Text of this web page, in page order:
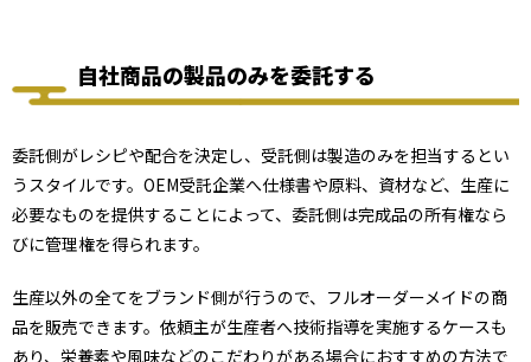
自社商品の製品のみを委託する
委託側がレシピや配合を決定し、受託側は製造のみを担当するとい
うスタイルです。OEM受託企業へ仕様書や原料、資材など、生産に
必要なものを提供することによって、委託側は完成品の所有権なら
びに管理権を得られます。
生産以外の全てをブランド側が行うので、フルオーダーメイドの商
品を販売できます。依頼主が生産者へ技術指導を実施するケースも
あり、栄養素や風味などのこだわりがある場合におすすめの方法で